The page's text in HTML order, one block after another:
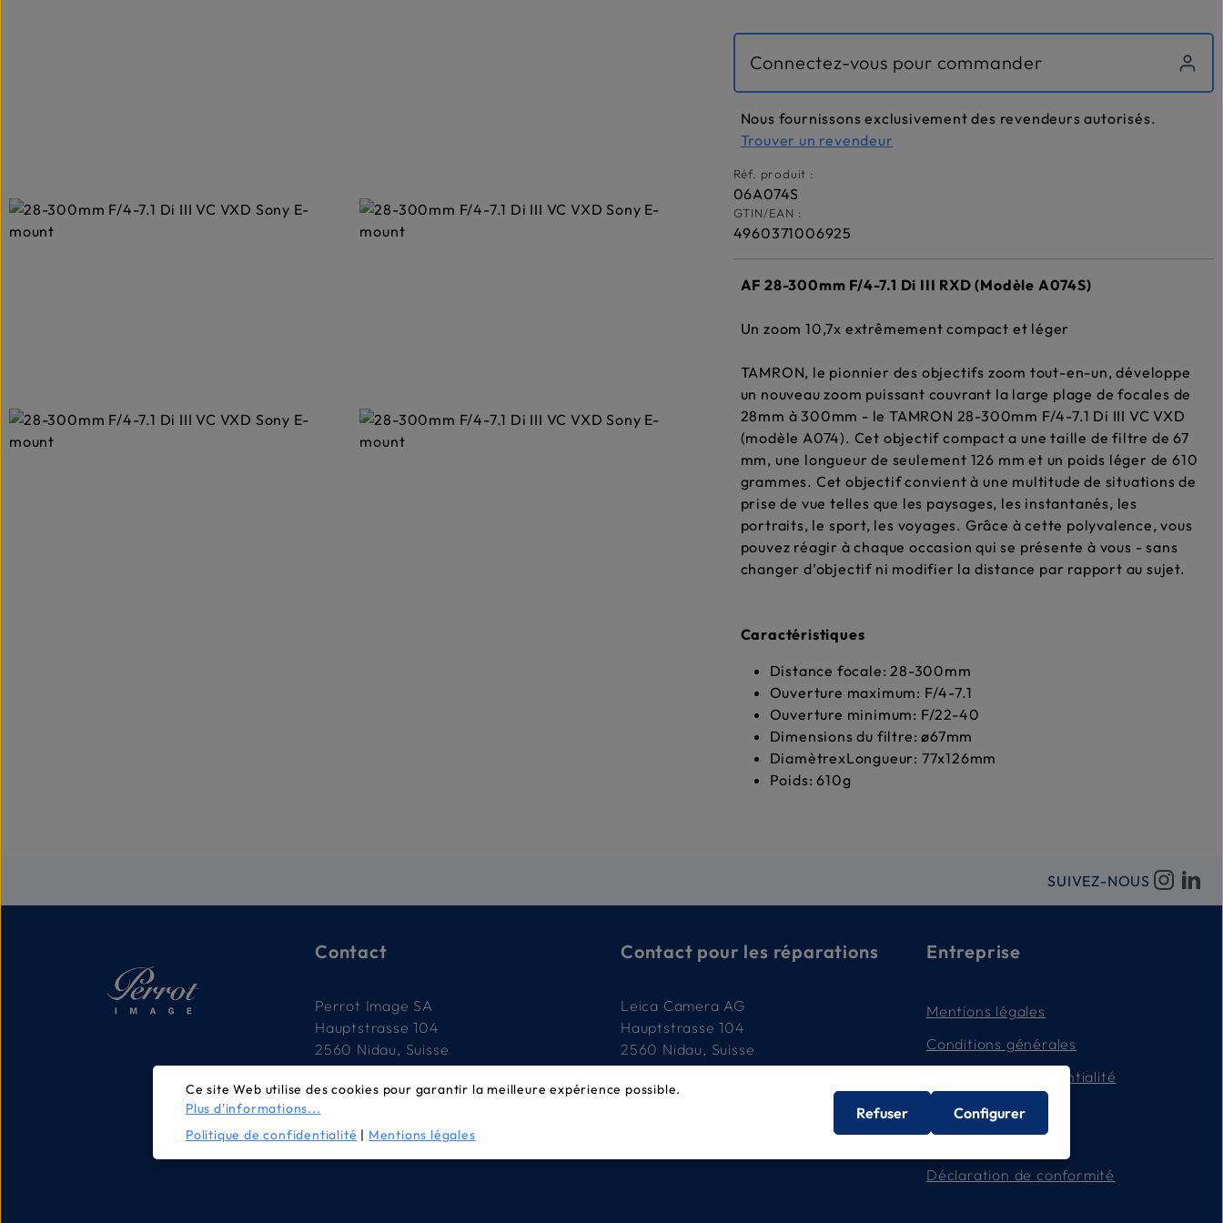
Connectez-vous pour commander
Nous fournissons exclusivement des revendeurs autorisés.
Trouver un revendeur
Réf. produit :
06A074S
GTIN/EAN :
4960371006925
AF 28-300mm F/4-7.1 Di III RXD (Modèle A074S)
Un zoom 10,7x extrêmement compact et léger
TAMRON, le pionnier des objectifs zoom tout-en-un, développe
un nouveau zoom puissant couvrant la large plage de focales de
28mm à 300mm - le TAMRON 28-300mm F/4-7.1 Di III VC VXD
(modèle A074). Cet objectif compact a une taille de filtre de 67
mm, une longueur de seulement 126 mm et un poids léger de 610
grammes. Cet objectif convient à une multitude de situations de
prise de vue telles que les paysages, les instantanés, les
portraits, le sport, les voyages. Grâce à cette polyvalence, vous
pouvez réagir à chaque occasion qui se présente à vous - sans
changer d’objectif ni modifier la distance par rapport au sujet.
Caractéristiques
Distance focale: 28-300mm
Ouverture maximum: F/4-7.1
Ouverture minimum: F/22-40
Dimensions du filtre: ø67mm
DiamètrexLongueur: 77x126mm
Poids: 610g
SUIVEZ-NOUS
Contact
Perrot Image SA
Hauptstrasse 104
2560 Nidau, Suisse
032 332 79 79
info@perrot-image.ch
Contact pour les réparations
Leica Camera AG
Hauptstrasse 104
2560 Nidau, Suisse
032 332 90 90
Entreprise
Mentions légales
Conditions générales
Politique de confidentialité
Contact
Déclaration de conformité
Ce site Web utilise des cookies pour garantir la meilleure expérience possible.
Plus d'informations...
Politique de confidentialité | Mentions légales
Refuser Configurer